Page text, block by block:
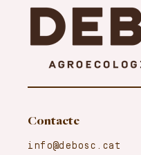
Contacte
info@debosc.cat